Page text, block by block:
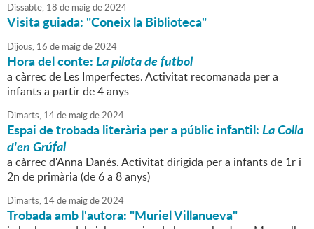
Dissabte, 18 de maigde2024
Visita guiada: "Coneix la Biblioteca"
Dijous, 16 de maigde2024
Hora del conte:La pilota de futbol
a càrrec de Les Imperfectes. Activitat recomanada per a
infants a partir de 4 anys
Dimarts, 14de maigde2024
Espai de trobada literària per a públic infantil:La Colla
d'en Grúfal
a càrrec d'Anna Danés. Activitat dirigida per a infants de 1r i
2n de primària (de 6 a 8 anys)
Dimarts, 14de maigde2024
Trobada amb l'autora: "Muriel Villanueva"